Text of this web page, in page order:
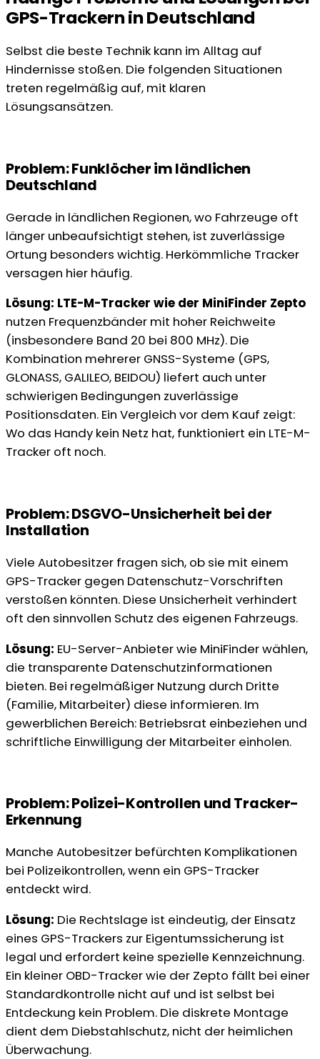
GPS-Trackern in Deutschland
Selbst die beste Technik kann im Alltag auf
Hindernisse stoßen. Die folgenden Situationen
treten regelmäßig auf, mit klaren
Lösungsansätzen.
Problem: Funklöcher im ländlichen
Deutschland
Gerade in ländlichen Regionen, wo Fahrzeuge oft
länger unbeaufsichtigt stehen, ist zuverlässige
Ortung besonders wichtig. Herkömmliche Tracker
versagen hier häufig.
Lösung: LTE-M-Tracker wie der MiniFinder Zepto
nutzen Frequenzbänder mit hoher Reichweite
(insbesondere Band 20 bei 800 MHz). Die
Kombination mehrerer GNSS-Systeme (GPS,
GLONASS, GALILEO, BEIDOU) liefert auch unter
schwierigen Bedingungen zuverlässige
Positionsdaten. Ein Vergleich vor dem Kauf zeigt:
Wo das Handy kein Netz hat, funktioniert ein LTE-M-
Tracker oft noch.
Problem: DSGVO-Unsicherheit bei der
Installation
Viele Autobesitzer fragen sich, ob sie mit einem
GPS-Tracker gegen Datenschutz-Vorschriften
verstoßen könnten. Diese Unsicherheit verhindert
oft den sinnvollen Schutz des eigenen Fahrzeugs.
Lösung: EU-Server-Anbieter wie MiniFinder wählen,
die transparente Datenschutzinformationen
bieten. Bei regelmäßiger Nutzung durch Dritte
(Familie, Mitarbeiter) diese informieren. Im
gewerblichen Bereich: Betriebsrat einbeziehen und
schriftliche Einwilligung der Mitarbeiter einholen.
Problem: Polizei-Kontrollen und Tracker-
Erkennung
Manche Autobesitzer befürchten Komplikationen
bei Polizeikontrollen, wenn ein GPS-Tracker
entdeckt wird.
Lösung: Die Rechtslage ist eindeutig, der Einsatz
eines GPS-Trackers zur Eigentumssicherung ist
legal und erfordert keine spezielle Kennzeichnung.
Ein kleiner OBD-Tracker wie der Zepto fällt bei einer
Standardkontrolle nicht auf und ist selbst bei
Entdeckung kein Problem. Die diskrete Montage
dient dem Diebstahlschutz, nicht der heimlichen
Überwachung.